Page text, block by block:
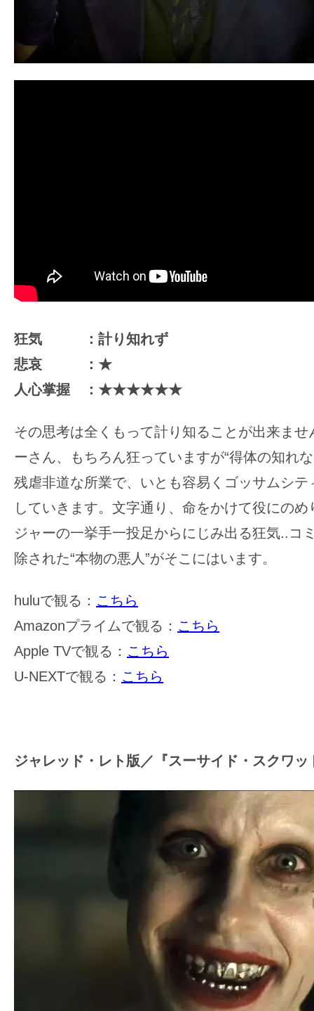
狂気 ：計り知れず
悲哀 ：★
人心掌握 ：★★★★★★
その思考は全くもって計り知ることが出来ま
ーさん、もちろん狂っていますが“得体の知れ
残虐非道な所業で、いとも容易くゴッサムシテ
していきます。文字通り、命をかけて役にの
ジャーの一挙手一投足からにじみ出る狂気..コ
除された“本物の悪人”がそこにはいます。
huluで観る： こちら
Amazonプライムで観る： こちら
Apple TVで観る： こちら
U-NEXTで観る： こちら
ジャレッド・レト版／『スーサイド・スクワッ